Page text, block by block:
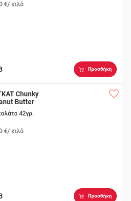
€/ κιλό
Προσθήκη
Chunky
Butter
42γρ.
€/ κιλό
Προσθήκη